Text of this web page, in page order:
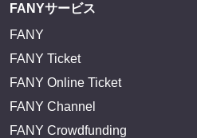
FANYサービス
FANY
FANY Ticket
FANY Online Ticket
FANY Channel
FANY Crowdfunding